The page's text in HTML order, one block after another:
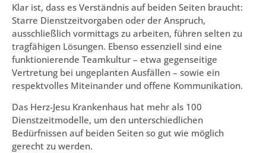
Klar ist, dass es Verständnis auf beiden Seiten braucht:
Starre Dienstzeitvorgaben oder der Anspruch,
ausschließlich vormittags zu arbeiten, führen selten zu
tragfähigen Lösungen. Ebenso essenziell sind eine
funktionierende Teamkultur – etwa gegenseitige
Vertretung bei ungeplanten Ausfällen – sowie ein
respektvolles Miteinander und offene Kommunikation.
Das Herz-Jesu Krankenhaus hat mehr als 100
Dienstzeitmodelle, um den unterschiedlichen
Bedürfnissen auf beiden Seiten so gut wie möglich
gerecht zu werden.